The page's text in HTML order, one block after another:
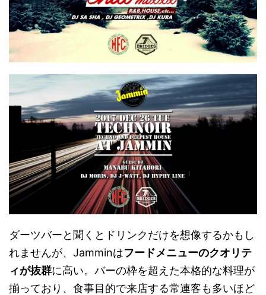
ダーツバーと聞くとドリンクだけを想像するかもし
れませんが、Jamminはフードメニューのクオリテ
ィが抜群に高い。バーの枠を超えた本格的な料理が
揃っており、食事目的で来店する常連客も多いほど